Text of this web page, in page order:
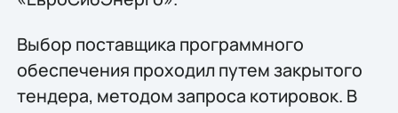
Выбор поставщика программного
обеспечения проходил путем закрытого
тендера, методом запроса котировок. В